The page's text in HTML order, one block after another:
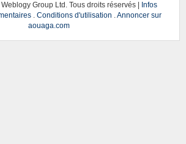
Group Ltd. Tous droits réservés |
Infos
. Conditions d'utilisation .Annoncer sur
aouaga.com